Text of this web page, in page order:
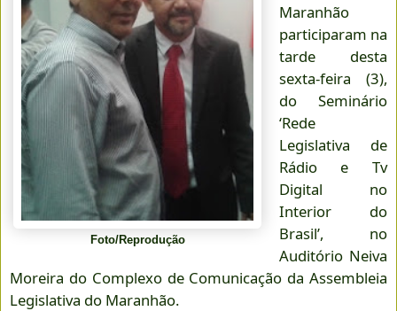
Foto/Reprodução
Maranhão
participaram na
tarde desta
sexta-feira (3),
do Seminário
‘Rede
Legislativa de
Rádio e Tv
Digital no
Interior do
Brasil’, no
Auditório Neiva
Moreira do Complexo de Comunicação da Assembleia
Legislativa do Maranhão.